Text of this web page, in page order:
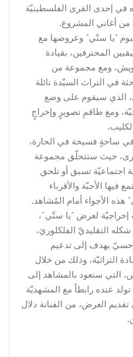
في إحدى القرى الفلسطينيّة
أغاني المشروع.
"يا ستّي" وعروضها مع
المحترفين، بقيادة
ومع مجموعة من
في التراث السيّدة نائلة
الذي سيقوم على وضع
ومع طاقمِ تصويرٍ وإخراجٍ
ساحةٍ فسيحة في الحارة،
حيث ستتحلّق مجموعة
اجتماعيّة تسبق أو تلحق
الأحبّة والأقرباء
الأجواء أمام المُشاهد.
إخراجيّة لعرض "يا ستّي"،
التقليديّ الفلكلوريَ،
يهدف إلى تدعيم
التراثيّة، وذلك من خلال
التي ستعود بالمشاهد إلى
عنده رابطاً مع المشهديّة
العرض، من الفنانة دلال